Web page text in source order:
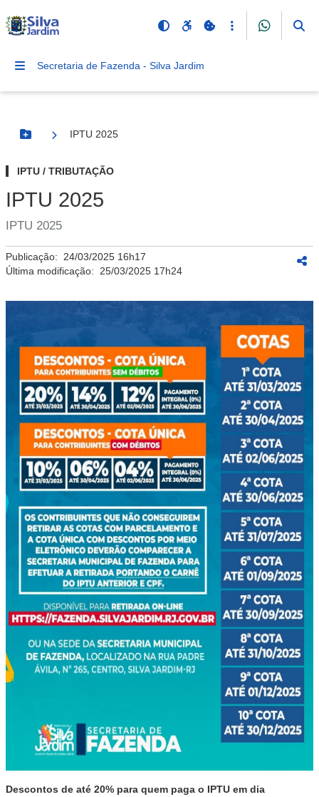
Secretaria de Fazenda - Silva Jardim
Botão Menu
IPTU 2025
IPTU / TRIBUTAÇÃO
IPTU 2025
IPTU 2025
Publicação: 24/03/2025 16h17
Última modificação: 25/03/2025 17h24
Descontos de até 20% para quem paga o IPTU em dia